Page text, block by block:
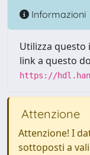
Informazioni
Utilizza
link a questo
https://
Attenzione
Attenzione! I
sottoposti a